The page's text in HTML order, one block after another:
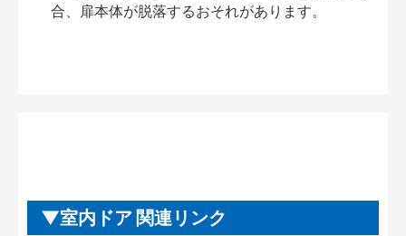
合、扉本体が脱落するおそれがあります。
室内ドア 関連リンク